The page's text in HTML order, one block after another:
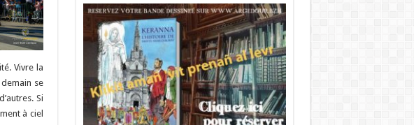
Vivre la
se
Si
à ciel